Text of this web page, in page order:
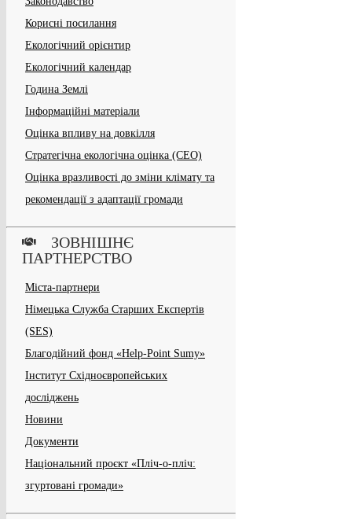
Корисні посилання
Екологічний орієнтир
Екологічний календар
Година Землі
Інформаційні матеріали
Оцінка впливу на довкілля
Стратегічна екологічна оцінка (СЕО)
Оцінка вразливості до зміни клімату та
рекомендації з адаптації громади
ЗОВНІШНЄ
ПАРТНЕРСТВО
Міста-партнери
Німецька Служба Старших Експертів
(SES)
Благодійний фонд «Help-Point Sumy»
Інститут Східноєвропейських
досліджень
Новини
Документи
Національний проєкт «Пліч-о-пліч:
згуртовані громади»